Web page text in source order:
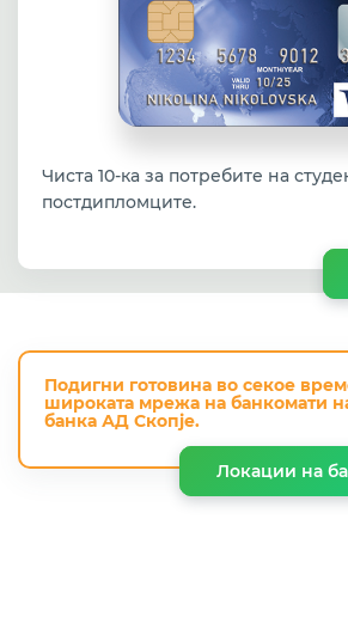
Чиста 10-ка за потребите на
постдипломците.
Подигни готовина во секое
широката мрежа на банкомати
банка АД Скопје.
Локации на